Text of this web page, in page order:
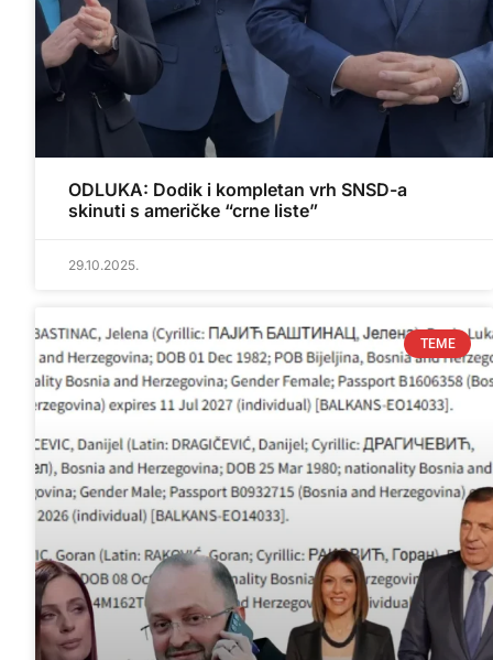
ODLUKA: Dodik i kompletan vrh SNSD-a
skinuti s američke “crne liste”
29.10.2025.
TEME